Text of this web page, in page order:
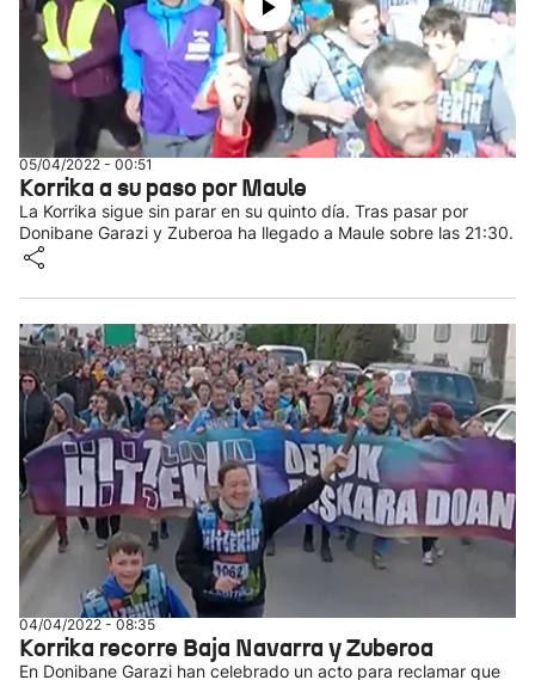
05/04/2022 - 00:51
Korrika a su paso por Maule
La Korrika sigue sin parar en su quinto día. Tras pasar por
Donibane Garazi y Zuberoa ha llegado a Maule sobre las 21:30.
04/04/2022 - 08:35
Korrika recorre Baja Navarra y Zuberoa
En Donibane Garazi han celebrado un acto para reclamar que